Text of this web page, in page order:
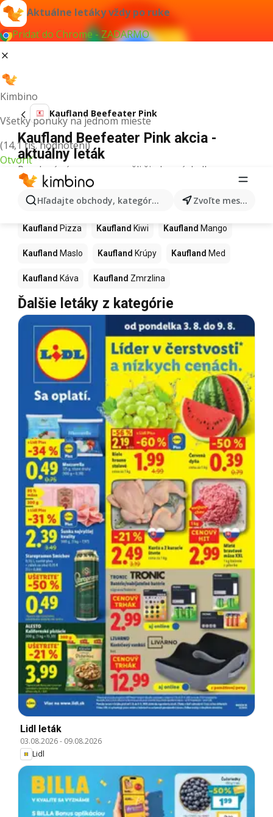
Aktuálne letáky vždy po ruke
Pridať do Chrome - ZADARMO
Kimbino
Všetky ponuky na jednom mieste
(14,1 tis. hodnotení)
Otvoriť
Hľadajte obchody, kategórie, produkty... Zvoľte mesto
Kaufland Beefeater Pink
Kaufland Beefeater Pink akcia -
aktuálny leták
Pre daný výraz sme nenašli žiadne výsledky.
Ďalšie produkty v obchodoch
Kaufland
Kaufland Pizza Kaufland Kiwi Kaufland Mango
Kaufland Maslo Kaufland Krúpy Kaufland Med
Kaufland Káva Kaufland Zmrzlina
Ďalšie letáky z kategórie
Lidl leták
03.08.2026- 09.08.2026
Lidl